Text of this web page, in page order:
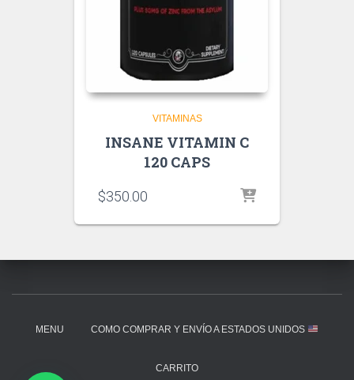
VITAMINAS
INSANE VITAMIN C
120 CAPS
$350.00
MENU COMO COMPRAR Y ENVÍO A ESTADOS UNIDOS
CARRITO